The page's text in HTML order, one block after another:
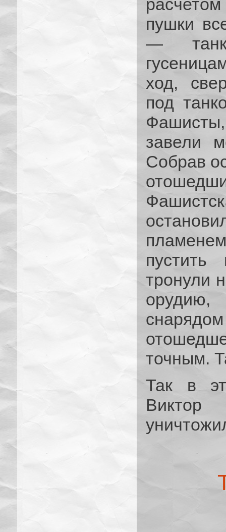
пушки
—
ход,
под
завели
Собрав
тронули
орудию,
точным.
Так в